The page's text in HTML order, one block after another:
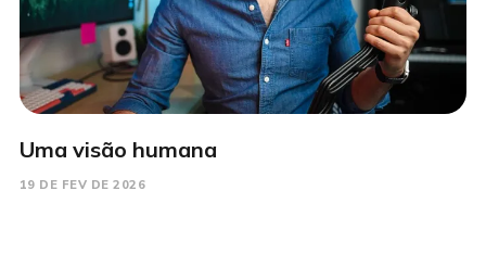
Uma visão humana
19 DE FEV DE 2026